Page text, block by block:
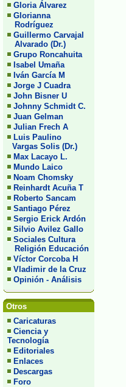
Gloria Álvarez
Glorianna
Rodríguez
Guillermo Carvajal
Alvarado (Dr.)
Grupo Roncahuita
Isabel Umaña
Iván García M
Jorge J Cuadra
John Bisner U
Johnny Schmidt C.
Juan Gelman
Julian Frech A
Luis Paulino
Vargas Solis (Dr.)
Max Lacayo L.
Mundo Laico
Noam Chomsky
Reinhardt Acuña T
Roberto Sancam
Santiago Pérez
Sergio Erick Ardón
Silvio Avilez Gallo
Sociales Cultura
Religión Educación
Víctor Corcoba H
Vladimir de la Cruz
Opinión - Análisis
Otros
Caricaturas
Ciencia y
Tecnología
Editoriales
Enlaces
Descargas
Foro